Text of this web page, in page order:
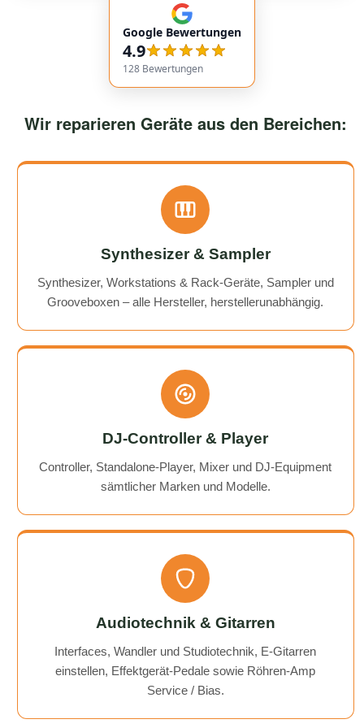
communication. Responses came very quickly, and the
service overall was extremely friendly and reliable.
Highly recommended!
Google Bewertungen
4.9
128 Bewertungen
Wir reparieren Geräte aus den Bereichen:
Synthesizer & Sampler
Synthesizer, Workstations & Rack-Geräte, Sampler und
Grooveboxen – alle Hersteller, herstellerunabhängig.
DJ-Controller & Player
Controller, Standalone-Player, Mixer und DJ-Equipment
sämtlicher Marken und Modelle.
Audiotechnik & Gitarren
Interfaces, Wandler und Studiotechnik, E-Gitarren
einstellen, Effektgerät-Pedale sowie Röhren-Amp
Service / Bias.